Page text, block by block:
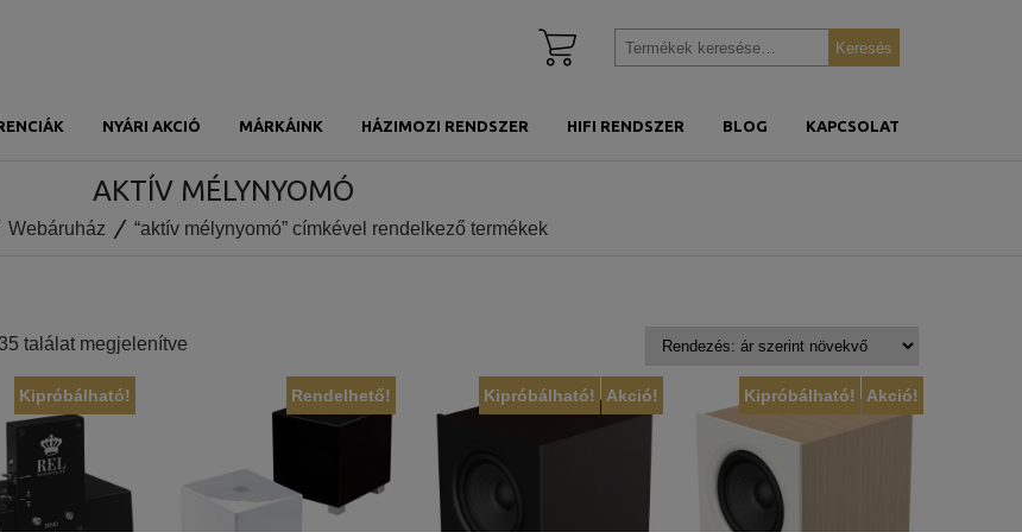
NYÁRI AKCIÓ MÁRKÁINK HÁZIMOZI RENDSZER HIFI RENDSZER BLOG KAPCSOLAT
Kosár
Keresés
Keresés
AKTÍV MÉLYNYOMÓ
Webáruház “aktív mélynyomó” címkével rendelkező termékek
találat megjelenítve
Kipróbálható! Rendelhető! Akció!
Kipróbálható! Akció!
Kipróbálható!